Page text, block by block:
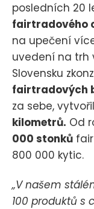
posledních 20
fairtradového
na upečení
uvedení na trh
Slovensku
fairtradových
za sebe,
kilometrů. Od
000 stonků
800 000 kytic.
„V našem
100 produktů s